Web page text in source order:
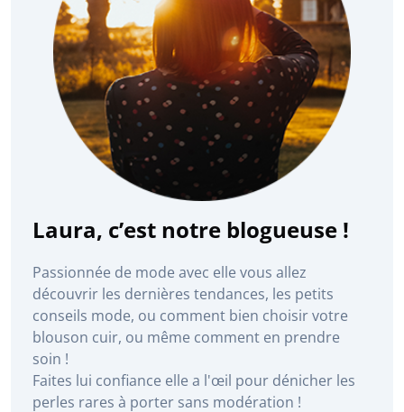
Laura, c’est notre blogueuse !
Passionnée de mode avec elle vous allez
découvrir les dernières tendances, les petits
conseils mode, ou comment bien choisir votre
blouson cuir, ou même comment en prendre
soin !
Faites lui confiance elle a l'œil pour dénicher les
perles rares à porter sans modération !